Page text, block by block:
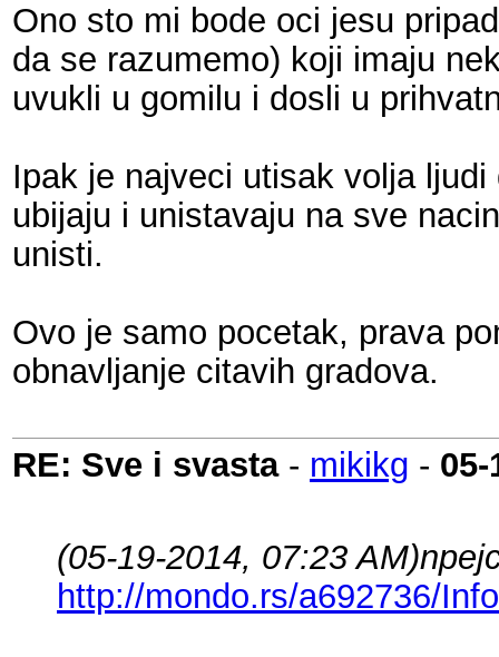
Ono sto mi bode oci jesu
da se razumemo) koji imaju
uvukli u gomilu i dosli u
Ipak je najveci utisak volja
ubijaju i unistavaju na sve
unisti.
Ovo je samo pocetak, prava
obnavljanje citavih gradova.
RE: Sve i svasta- mikikg - 05-
(05-19-2014, 07:23 AM)
http://mondo.rs/a692736/